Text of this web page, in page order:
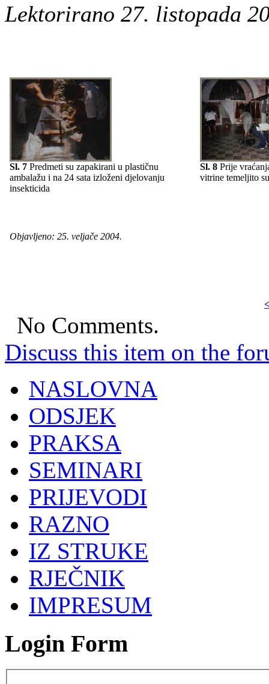
Lektorirano 27. listopada
Sl. 7 Predmeti su zapakirani u plastičnu
ambalažu i na 24 sata izloženi djelovanju
insekticida
Sl. 8 Prije
vitrine temeljito
Objavljeno: 25. veljače 2004.
No Comments.
Discuss this item on the
NASLOVNA
ODSJEK
PRAKSA
SEMINARI
PRIJEVODI
RAZNO
IZ STRUKE
RJEČNIK
IMPRESUM
Login Form